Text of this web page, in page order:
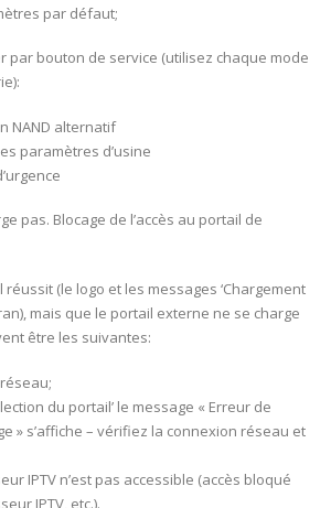
par défaut;
par bouton de service (utilisez chaque mode
NAND alternatif
paramètres d’usine
pas. Blocage de l’accès au portail de
(le logo et les messages ‘Chargement
mais que le portail externe ne se charge
être les suivantes:
du portail’ le message « Erreur de
» s’affiche – vérifiez la connexion réseau et
IPTV n’est pas accessible (accès bloqué
IPTV, etc.).